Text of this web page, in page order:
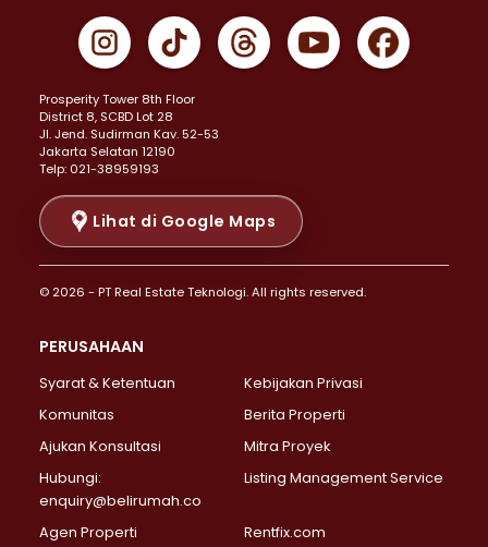
Properti Dijual di Gambir >
Properti Dijual di Johar Baru >
Properti Dijual di Menteng >
Properti Dijual di Senen >
Properti Dijual di Tanah Abang >
Properti Dijual di Cikini >
Properti Dijual di Kramat >
Properti Dijual di Pasar Baru >
Properti Dijual di Bendungan Hilir >
Properti Dijual di Jakarta Selatan >
Properti Dijual di Lebak Bulus >
Properti Dijual di Gandaria Selatan >
Properti Dijual di Pondok Labu >
Properti Dijual di Lenteng Agung >
Properti Dijual di Senayan >
Properti Dijual di Pondok Pinang >
Prosperity Tower 8th Floor
District 8, SCBD Lot 28
JI. Jend. Sudirman Kav. 52-53
Jakarta Selatan 12190
Telp: 021-38959193
Lihat di Google Maps
© 2026 - PT Real Estate Teknologi. All rights reserved.
PERUSAHAAN
Syarat & Ketentuan
Kebijakan Privasi
Komunitas
Berita Properti
Ajukan Konsultasi
Mitra Proyek
Hubungi:
enquiry@belirumah.co
Listing Management Service
Agen Properti Rentfix.com